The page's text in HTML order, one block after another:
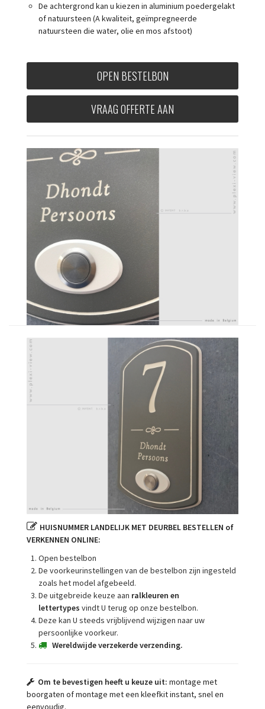
De achtergrond kan u kiezen in aluminium poedergelakt
of natuursteen (A kwaliteit, geïmpregneerde
natuursteen die water, olie en mos afstoot)
OPEN BESTELBON
VRAAG OFFERTE AAN
HUISNUMMER LANDELIJK MET DEURBEL BESTELLEN of
VERKENNEN ONLINE:
Open bestelbon
De voorkeurinstellingen van de bestelbon zijn ingesteld
zoals het model afgebeeld.
De uitgebreide keuze aan ralkleuren en
lettertypes vindt U terug op onze bestelbon.
Deze kan U steeds vrijblijvend wijzigen naar uw
persoonlijke voorkeur.
Wereldwijde verzekerde verzending.
Om te bevestigen heeft u keuze uit: montage met
boorgaten of montage met een kleefkit instant, snel en
eenvoudig.